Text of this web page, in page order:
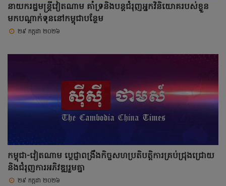
នាយករដ្ឋមន្ត្រីវៀតណាម គាំទ្រនិងបន្តជំរុញអ្នកវិនិយោគរបស់ខ្លួន
មកបណ្តាក់ទុននៅកម្ពុជាបន្ថែម
២៩ កក្កដា ២០២៦
កម្ពុជា-វៀតណាម ប្តេជ្ញាពង្រឹងកិច្ចសហប្រតិបត្តិការគ្រប់ជ្រុងជ្រោយ
និងជំរុញការអភិវឌ្ឍរួមគ្នា
២៩ កក្កដា ២០២៦